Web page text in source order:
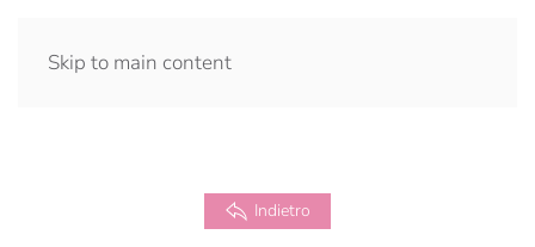
Skip to main content
Indietro